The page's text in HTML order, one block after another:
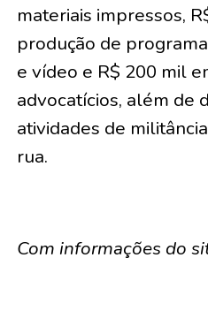
materiais impressos,
produção de
e vídeo e R$ 200 mil
advocatícios, além de
atividades de
rua.
Com informações do